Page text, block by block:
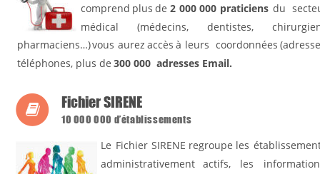
comprend plus de 2 000 000 praticiens du
médical
(médecins, dentistes,
pharmaciens…)vous aurez accès à leurs coordonnées
téléphones, plus de 300 000  adresses Email.

Le Fichier SIRENE regroupe les
administrativement actifs, les
Fichier SIRENE
10 000 000 d’établissements